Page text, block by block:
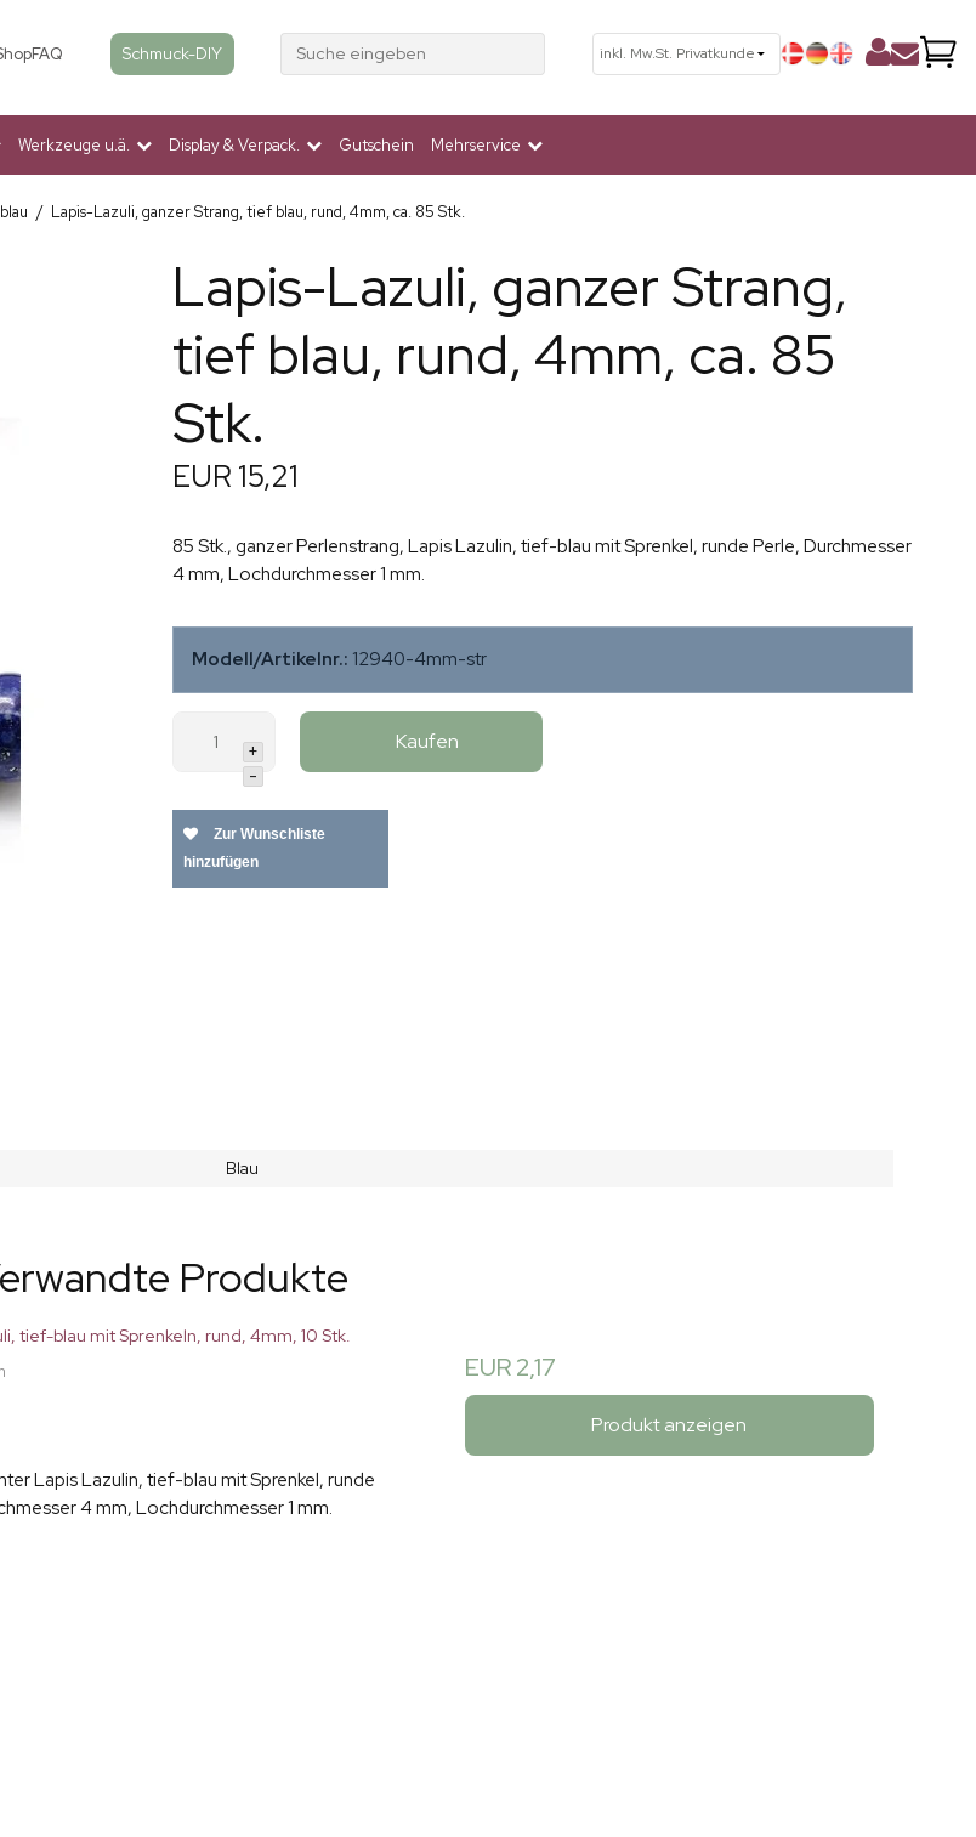
FAQ Schmuck-DIY Suche eingeben
Werkzeuge u.ä. Display & Verpack. Gutschein Mehrservice
/ Lapis-Lazuli, ganzer Strang, tief blau, rund, 4mm, ca. 85 Stk.
Lapis-Lazuli, ganzer Strang,
tief blau, rund, 4mm, ca. 85
Stk.
EUR 15,21
85 Stk., ganzer Perlenstrang, Lapis Lazulin, tief-blau mit Sprenkel, runde Perle, Durchmesser
4 mm, Lochdurchmesser 1 mm.
Modell/Artikelnr.: 12940-4mm-str
+
-
Kaufen
Zur Wunschliste
hinzufügen
Blau
Produkte
tief-blau mit Sprenkeln, rund, 4mm, 10 Stk.
Lapis Lazulin, tief-blau mit Sprenkel, runde
4 mm, Lochdurchmesser 1 mm.
EUR 2,17
Produkt anzeigen